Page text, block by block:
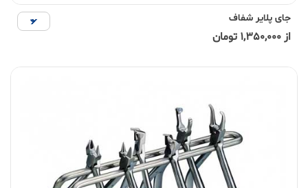
جای پلایر شفاف
از 1,350,000 تومان